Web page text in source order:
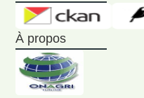
À propos